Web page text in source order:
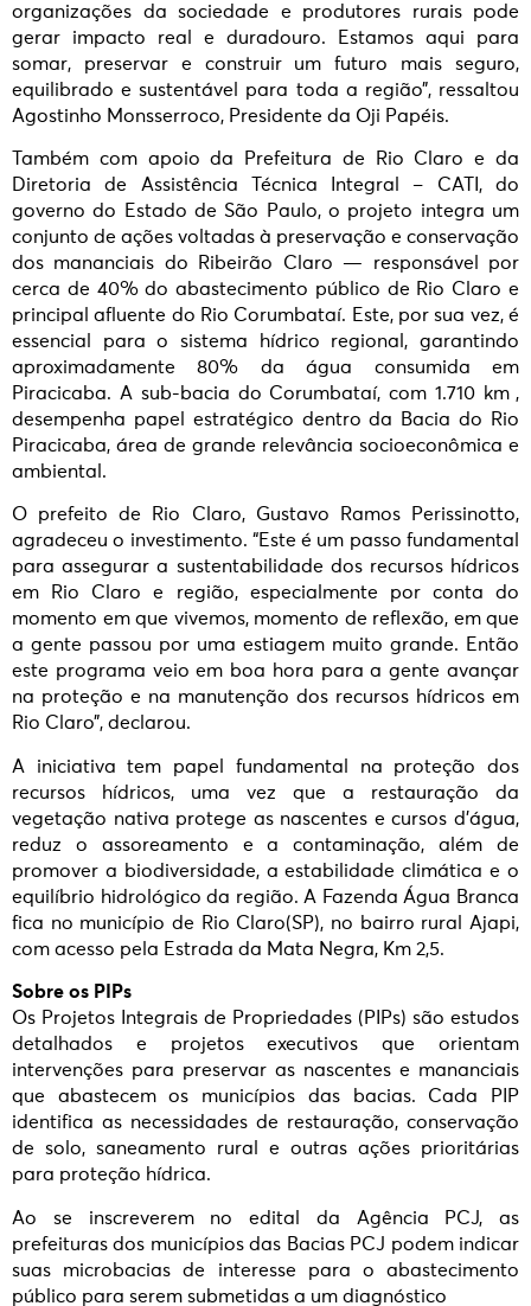
organizações da sociedade e produtores rurais pode
gerar impacto real e duradouro. Estamos aqui para
somar, preservar e construir um futuro mais seguro,
equilibrado e sustentável para toda a região”, ressaltou
Agostinho Monsserroco, Presidente da Oji Papéis.
Também com apoio da Prefeitura de Rio Claro e da
Diretoria de Assistência Técnica Integral – CATI, do
governo do Estado de São Paulo, o projeto integra um
conjunto de ações voltadas à preservação e conservação
dos mananciais do Ribeirão Claro — responsável por
cerca de 40% do abastecimento público de Rio Claro e
principal afluente do Rio Corumbataí. Este, por sua vez, é
essencial para o sistema hídrico regional, garantindo
aproximadamente 80% da água consumida em
Piracicaba. A sub-bacia do Corumbataí, com 1.710 km²,
desempenha papel estratégico dentro da Bacia do Rio
Piracicaba, área de grande relevância socioeconômica e
ambiental.
O prefeito de Rio Claro, Gustavo Ramos Perissinotto,
agradeceu o investimento. “Este é um passo fundamental
para assegurar a sustentabilidade dos recursos hídricos
em Rio Claro e região, especialmente por conta do
momento em que vivemos, momento de reflexão, em que
a gente passou por uma estiagem muito grande. Então
este programa veio em boa hora para a gente avançar
na proteção e na manutenção dos recursos hídricos em
Rio Claro”, declarou.
A iniciativa tem papel fundamental na proteção dos
recursos hídricos, uma vez que a restauração da
vegetação nativa protege as nascentes e cursos d’água,
reduz o assoreamento e a contaminação, além de
promover a biodiversidade, a estabilidade climática e o
equilíbrio hidrológico da região. A Fazenda Água Branca
fica no município de Rio Claro(SP), no bairro rural Ajapi,
com acesso pela Estrada da Mata Negra, Km 2,5.
Sobre os PIPs
Os Projetos Integrais de Propriedades (PIPs) são estudos
detalhados e projetos executivos que orientam
intervenções para preservar as nascentes e mananciais
que abastecem os municípios das bacias. Cada PIP
identifica as necessidades de restauração, conservação
de solo, saneamento rural e outras ações prioritárias
para proteção hídrica.
Ao se inscreverem no edital da Agência PCJ, as
prefeituras dos municípios das Bacias PCJ podem indicar
suas microbacias de interesse para o abastecimento
público para serem submetidas a um diagnóstico